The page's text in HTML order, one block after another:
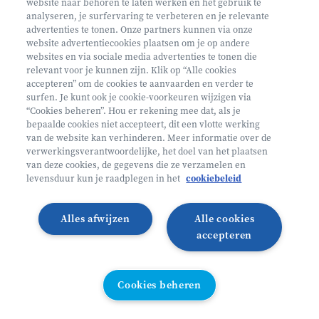
Volg ons op
Volg onze Facebook pagina
Volg onze Instagram pagina
Volg onze LinkedIn pagina
Volg onze TikTok pagina
Partner van Helan
Toegankelijkheidsverklaring ↗
Cookie policy
Algemene voorwaarden
Integriteitsbeleid
Illustraties van Freepik
website naar behoren te laten werken en het gebruik te
analyseren, je surfervaring te verbeteren en je relevante
advertenties te tonen. Onze partners kunnen via onze
website advertentiecookies plaatsen om je op andere
websites en via sociale media advertenties te tonen die
relevant voor je kunnen zijn. Klik op “Alle cookies
accepteren” om de cookies te aanvaarden en verder te
surfen. Je kunt ook je cookie-voorkeuren wijzigen via
“Cookies beheren”. Hou er rekening mee dat, als je
bepaalde cookies niet accepteert, dit een vlotte werking
van de website kan verhinderen. Meer informatie over de
verwerkingsverantwoordelijke, het doel van het plaatsen
van deze cookies, de gegevens die ze verzamelen en
levensduur kun je raadplegen in het cookiebeleid
Alle cookies
accepteren
Alles afwijzen
Cookies beheren